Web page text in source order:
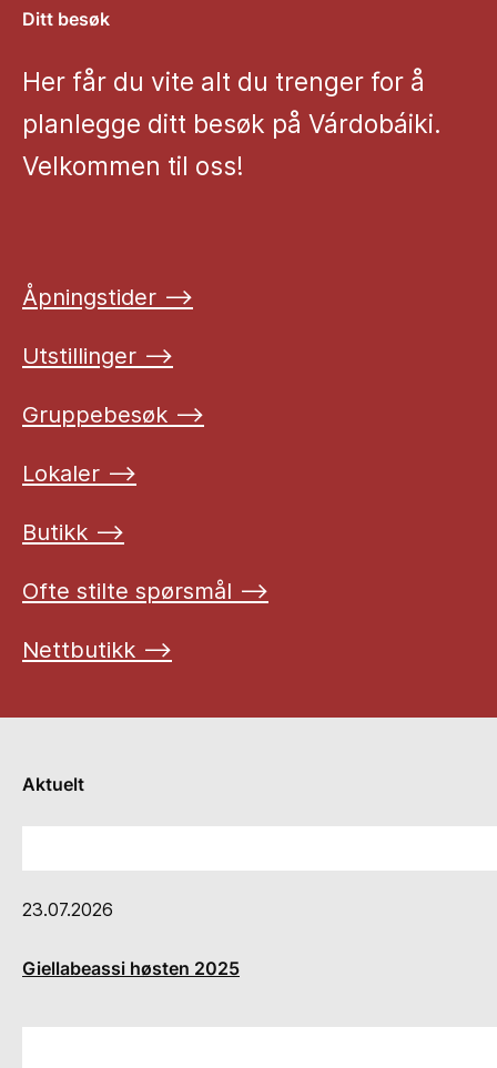
Ditt besøk
Her får du vite alt du trenger for å
planlegge ditt besøk på Várdobáiki.
Velkommen til oss!
Åpningstider ⟶
Utstillinger ⟶
Gruppebesøk ⟶
Lokaler ⟶
Butikk ⟶
Ofte stilte spørsmål ⟶
Nettbutikk ⟶
Aktuelt
23.07.2026
Giellabeassi høsten 2025